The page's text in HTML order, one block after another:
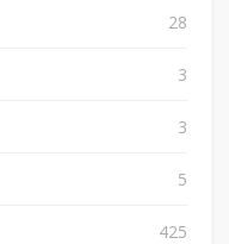
28
3
3
5
425